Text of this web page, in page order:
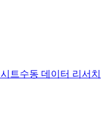
시트수동 데이터 리서치